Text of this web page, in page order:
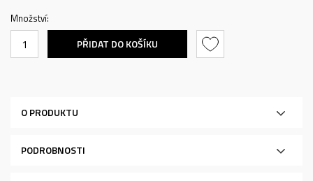
Množství:
PŘIDAT DO KOŠÍKU
O PRODUKTU
PODROBNOSTI